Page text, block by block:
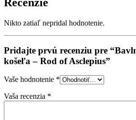
Nikto zatiaľ nepridal hodnotenie.
Pridajte prvú recenziu pre
košeľa – Rod of Asclepius”
Vaše hodnotenie *
Vaša recenzia *